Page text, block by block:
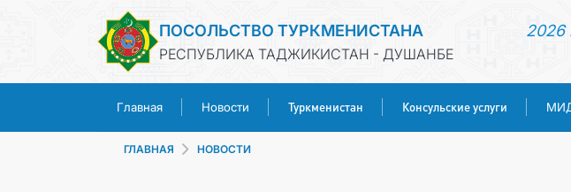
ПОСОЛЬСТВО ТУРКМЕНИСТАНА
РЕСПУБЛИКА ТАДЖИКИСТАН - ДУШАНБЕ
2026
Главная Новости Туркменистан Консульские услуги
ГЛАВНАЯ НОВОСТИ